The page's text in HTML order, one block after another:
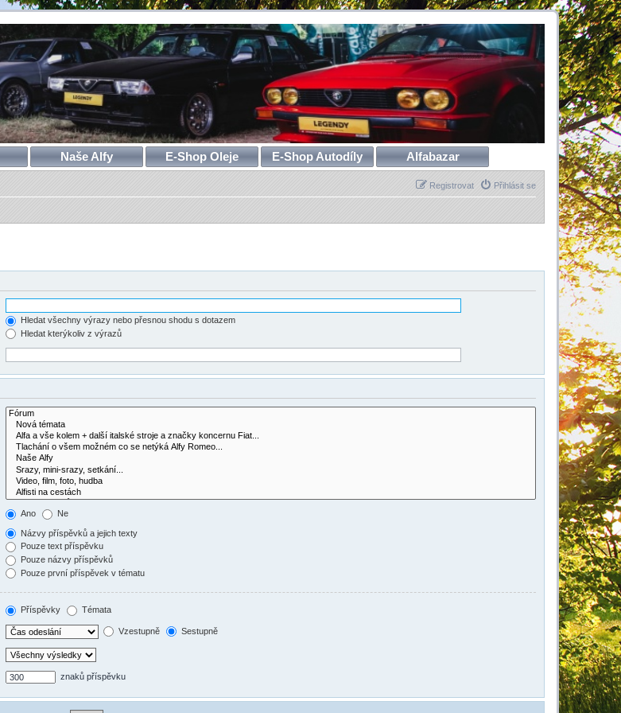
Naše Alfy E-Shop Oleje E-Shop Autodíly Alfabazar
Přihlásit se
Registrovat
Hledat všechny výrazy nebo přesnou shodu s dotazem
Hledat kterýkoliv z výrazů
Ano Ne
Názvy příspěvků a jejich texty
Pouze text příspěvku
Pouze názvy příspěvků
Pouze první příspěvek v tématu
Příspěvky Témata
Vzestupně Sestupně
znaků příspěvku